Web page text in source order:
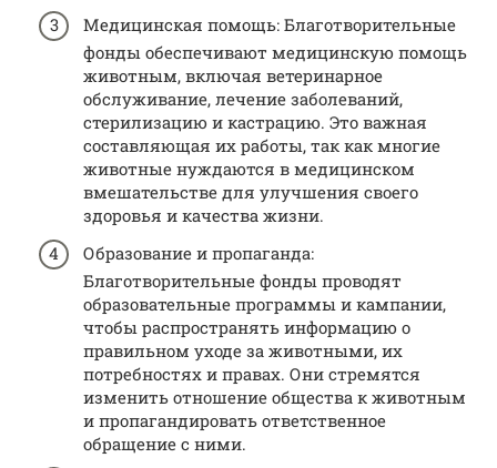
Медицинская помощь: Благотворительные
фонды обеспечивают медицинскую помощь
животным, включая ветеринарное
обслуживание, лечение заболеваний,
стерилизацию и кастрацию. Это важная
составляющая их работы, так как многие
животные нуждаются в медицинском
вмешательстве для улучшения своего
здоровья и качества жизни.
Образование и пропаганда:
Благотворительные фонды проводят
образовательные программы и кампании,
чтобы распространять информацию о
правильном уходе за животными, их
потребностях и правах. Они стремятся
изменить отношение общества к животным
и пропагандировать ответственное
обращение с ними.